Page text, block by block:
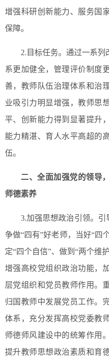
增强科研创新能力、服务国
保障。
2.目标任务。通过一系
系更加健全，管理评价制度
善，教师队伍治理体系和治
业吸引力明显增强，教师思
平、创新能力得到显著提升
能力精湛、育人水平高超的
伍。
二、全面加强党的领导
师德素养
3.加强思想政治引领。引
争做“四有”好老师，当好“四
定“四个自信”、做到“两个维
增强高校党组织政治功能，
层党组织和党员教师作用。
归国教师中发展党员工作。
体系，充分发挥高校党委教
师德师风建设中的统筹作用
提升教师思想政治素质和育